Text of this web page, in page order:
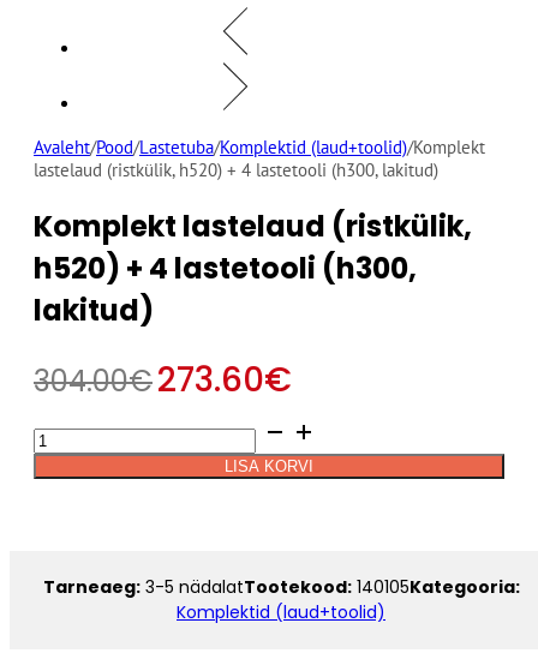
Avaleht/Pood/Lastetuba/Komplektid (laud+toolid)/Komplekt
lastelaud (ristkülik, h520) + 4 lastetooli (h300, lakitud)
Komplekt lastelaud (ristkülik,
h520) + 4 lastetooli (h300,
lakitud)
304.00€273.60€
Komplekt
lastelaud
(ristkülik,
lastetooli
LISA KORVI
Alternative:
Tarneaeg:3-5 nädalatTootekood: 140105Kategooria:
Komplektid (laud+toolid)